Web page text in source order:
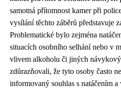
samotná přítomnost kamer při
vysílání těchto záběrů představuje
Problematické bylo zejména
situacích osobního selhání nebo v
vlivem alkoholu či jiných
zdůrazňovali, že tyto osoby často
informovaný souhlas s natáčením